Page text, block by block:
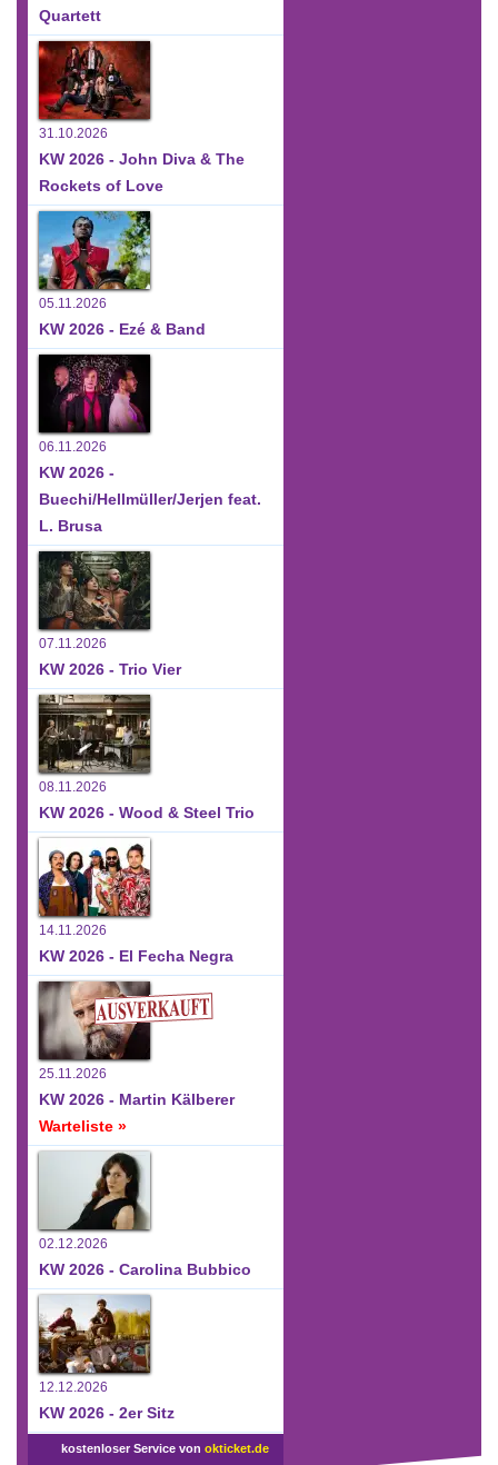
Quartett
31.10.2026
KW 2026 - John Diva & The
Rockets of Love
05.11.2026
KW 2026 - Ezé & Band
06.11.2026
KW 2026 -
Buechi/Hellmüller/Jerjen feat.
L. Brusa
07.11.2026
KW 2026 - Trio Vier
08.11.2026
KW 2026 - Wood & Steel Trio
14.11.2026
KW 2026 - El Fecha Negra
25.11.2026
KW 2026 - Martin Kälberer
Warteliste »
02.12.2026
KW 2026 - Carolina Bubbico
12.12.2026
KW 2026 - 2er Sitz
kostenloser Service von okticket.de